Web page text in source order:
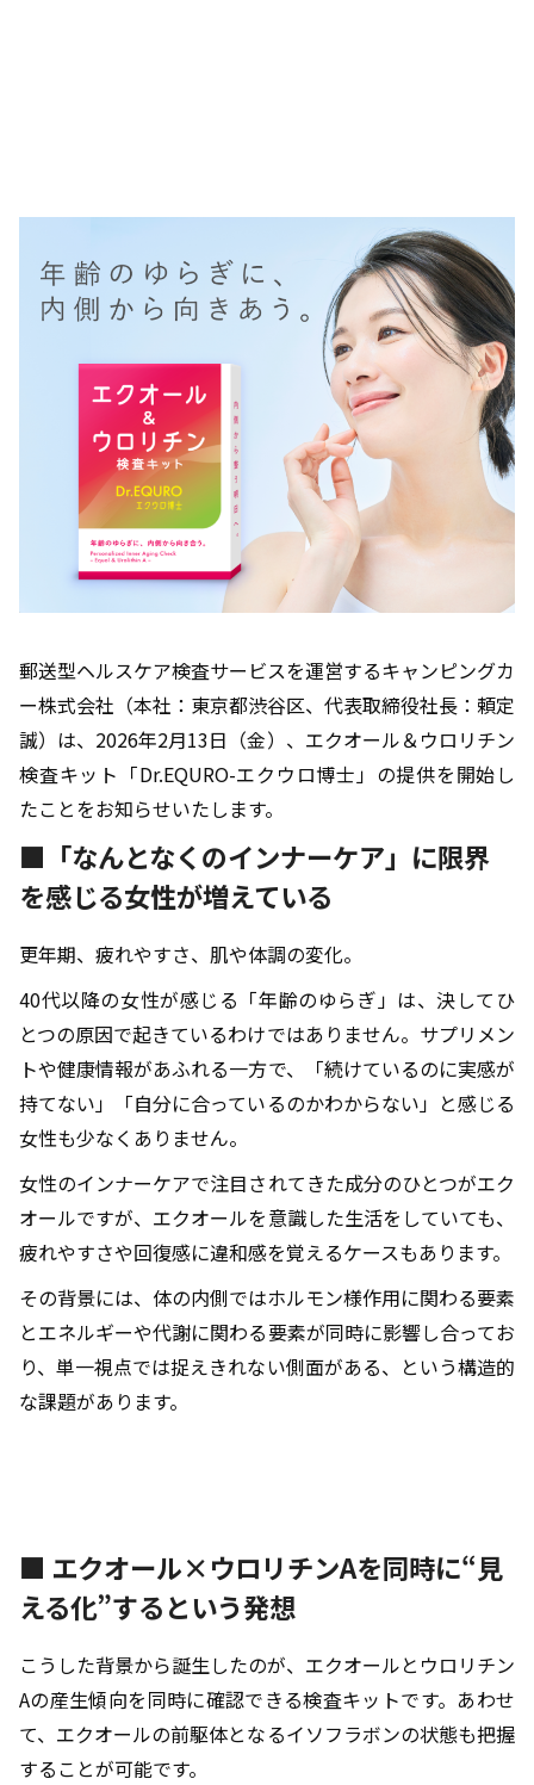
郵送型ヘルスケア検査サービスを運営するキャンピングカ
ー株式会社（本社：東京都渋谷区、代表取締役社長：頼定
誠）は、2026年2月13日（金）、エクオール＆ウロリチン
検査キット「Dr.EQURO-エクウロ博士」の提供を開始し
たことをお知らせいたします。
■「なんとなくのインナーケア」に限界
を感じる女性が増えている
更年期、疲れやすさ、肌や体調の変化。
40代以降の女性が感じる「年齢のゆらぎ」は、決してひ
とつの原因で起きているわけではありません。サプリメン
トや健康情報があふれる一方で、「続けているのに実感が
持てない」「自分に合っているのかわからない」と感じる
女性も少なくありません。
女性のインナーケアで注目されてきた成分のひとつがエク
オールですが、エクオールを意識した生活をしていても、
疲れやすさや回復感に違和感を覚えるケースもあります。
その背景には、体の内側ではホルモン様作用に関わる要素
とエネルギーや代謝に関わる要素が同時に影響し合ってお
り、単一視点では捉えきれない側面がある、という構造的
な課題があります。
■ エクオール×ウロリチンAを同時に“見
える化”するという発想
こうした背景から誕生したのが、エクオールとウロリチン
Aの産生傾向を同時に確認できる検査キットです。あわせ
て、エクオールの前駆体となるイソフラボンの状態も把握
することが可能です。